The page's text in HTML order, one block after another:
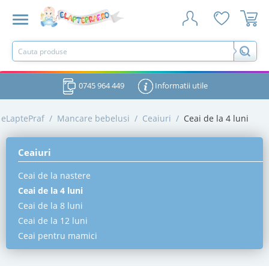
0745 964 449 Informatii utile
eLaptePraf / Mancare bebelusi / Ceaiuri / Ceai de la 4 luni
Ceaiuri
Ceai de la nastere
Ceai de la 4 luni
Ceai de la 8 luni
Ceai de la 12 luni
Ceai pentru mamici